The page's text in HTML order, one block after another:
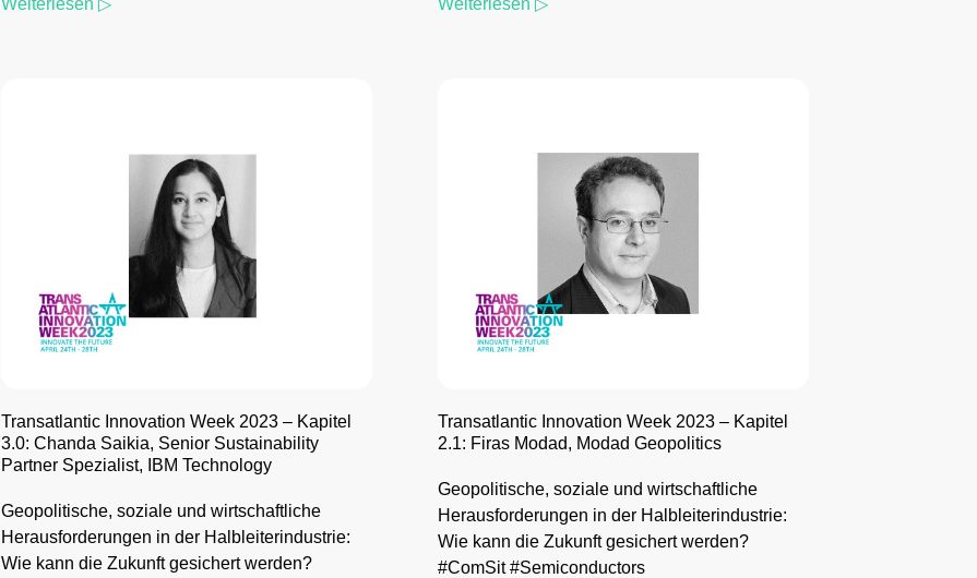
Transatlantic Innovation Week 2023 – Kapitel
3.0: Chanda Saikia, Senior Sustainability
Partner Spezialist, IBM Technology
Geopolitische, soziale und wirtschaftliche
Herausforderungen in der Halbleiterindustrie:
Wie kann die Zukunft gesichert werden?
Transatlantic Innovation Week 2023 – Kapitel
2.1: Firas Modad, Modad Geopolitics
Geopolitische, soziale und wirtschaftliche
Herausforderungen in der Halbleiterindustrie:
Wie kann die Zukunft gesichert werden?
#ComSit #Semiconductors